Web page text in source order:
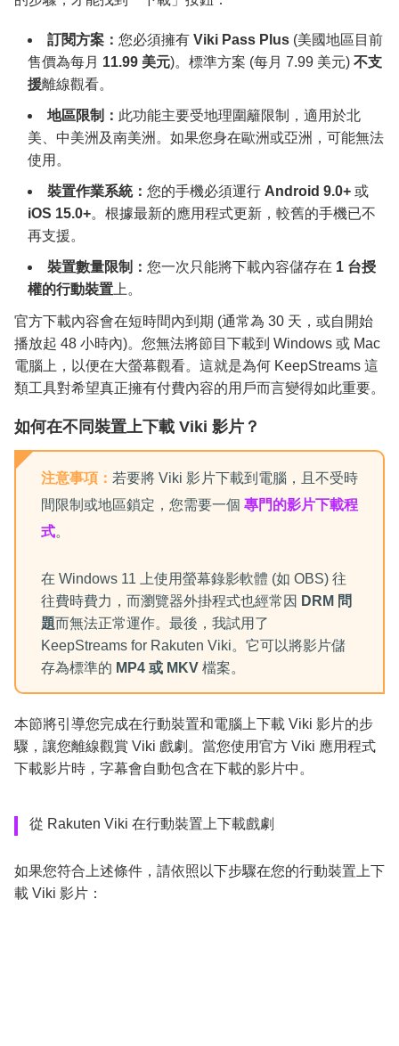
訂閱方案： 您必須擁有 Viki Pass Plus (美國地區目前
售價為每月 11.99 美元)。標準方案 (每月 7.99 美元) 不支
援離線觀看。
地區限制： 此功能主要受地理圍籬限制，適用於北
美、中美洲及南美洲。如果您身在歐洲或亞洲，可能無法
使用。
裝置作業系統： 您的手機必須運行 Android 9.0+ 或
iOS 15.0+。根據最新的應用程式更新，較舊的手機已不
再支援。
裝置數量限制： 您一次只能將下載內容儲存在 1 台授
權的行動裝置 上。
官方下載內容會在短時間內到期 (通常為 30 天，或自開始
播放起 48 小時內)。您無法將節目下載到 Windows 或 Mac
電腦上，以便在大螢幕觀看。這就是為何 KeepStreams 這
類工具對希望真正擁有付費內容的用戶而言變得如此重要。
如何在不同裝置上下載 Viki 影片？
注意事項： 若要將 Viki 影片下載到電腦，且不受時
間限制或地區鎖定，您需要一個 專門的影片下載程
式。
在 Windows 11 上使用螢幕錄影軟體 (如 OBS) 往
往費時費力，而瀏覽器外掛程式也經常因 DRM 問
題而無法正常運作。最後，我試用了
KeepStreams for Rakuten Viki。它可以將影片儲
存為標準的 MP4 或 MKV 檔案。
本節將引導您完成在行動裝置和電腦上下載 Viki 影片的步
驟，讓您離線觀賞 Viki 戲劇。當您使用官方 Viki 應用程式
下載影片時，字幕會自動包含在下載的影片中。
從 Rakuten Viki 在行動裝置上下載戲劇
如果您符合上述條件，請依照以下步驟在您的行動裝置上下
載 Viki 影片：